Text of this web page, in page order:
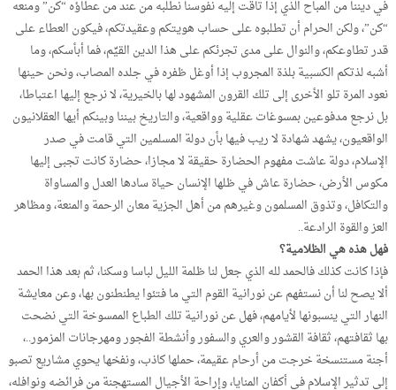
في ديننا من المباح الذي إذا تاقت إليه نفوسنا نطلبه من عند من عطاؤه “كن” ومنعه
“كن”، ولكن الحرام أن تطلبوه على حساب هويتكم وعقيدتكم، فيكون العطاء على
قدر تطاوعكم، والنوال على مدى تجرئكم على هذا الدين القيِّم، فما أبأسكم، وما
أشبه لذتكم الكسبية بلذة المجروب إذا أوغل ظفره في جلده المصاب، ونحن حينها
نعود المرة تلو الأخرى إلى تلك القرون المشهود لها بالخيرية، لا نرجع إليها اعتباطا،
بل نرجع مدفوعين بمسوغات عقلية وواقعية، والتاريخ بيننا وبينكم أيها العقلانيون
الواقعيون، يشهد شهادة لا ريب فيها بأن دولة المسلمين التي قامت في صدر
الإسلام، دولة عاشت مفهوم الحضارة حقيقة لا مجازا، حضارة كانت تجبى إليها
مكوس الأرض، حضارة عاش في ظلها الإنسان حياة سادها العدل والمساواة
والتكافل، وتذوق المسلمون وغيرهم من أهل الجزية معان الرحمة والمنعة، ومظاهر
العز والقوة الرادعة..
فهل هذه هي الظلامية؟
فإذا كانت كذلك فالحمد لله الذي جعل لنا ظلمة الليل لباسا وسكنا، ثم بعد هذا الحمد
ألا يصح لنا أن نستفهم عن نورانية القوم التي ما فتئوا يطنطنون بها، وعن معايشة
النهار التي ينسبونها لأيامهم، فهل عن نورانية تلك الطباع الممسوخة التي نضحت
بها ثقافتهم، ثقافة القشور والعري والسفور وأنشطة الفجور ومهرجانات المزمور..،
أجنة مستنسخة خرجت من أرحام عقيمة، حملها كاذب، ونفخها يحوي مشاريع تصبو
إلى تدثير الإسلام في أكفان المنايا، وإراحة الأجيال المستهجنة من فرائضه ونوافله،